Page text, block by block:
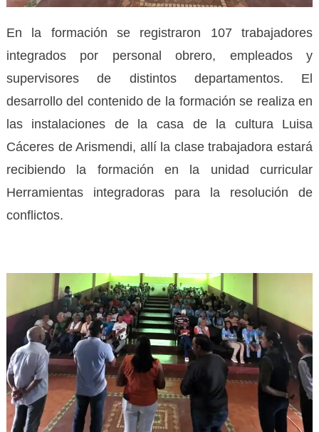
En la formación se registraron 107 trabajadores
integrados por personal obrero, empleados y
supervisores de distintos departamentos. El
desarrollo del contenido de la formación se realiza en
las instalaciones de la casa de la cultura Luisa
Cáceres de Arismendi, allí la clase trabajadora estará
recibiendo la formación en la unidad curricular
Herramientas integradoras para la resolución de
conflictos.